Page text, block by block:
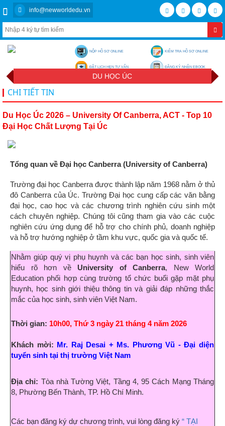
info@newworldedu.vn
NỘP HỒ SƠ ONLINE KIỂM TRA HỒ SƠ ONLINE
ĐẶT LỊCH HẸN TƯ VẤN ĐĂNG KÝ NHẬN EBOOK
DU HỌC ÚC
CHI TIẾT TIN
Du Học Úc 2026 – University Of Canberra, ACT - Top 10
Đại Học Chất Lượng Tại Úc
Tổng quan về Đại học Canberra (University of Canberra)
Trường đại học Canberra được thành lập năm 1968 nằm ở thủ
đô Canberra của Úc. Trường Đại học cung cấp các văn bằng
đại học, cao học và các chương trình nghiên cứu sinh một
cách chuyên nghiệp. Chúng tôi cũng tham gia vào các cuộc
nghiên cứu ứng dụng để hỗ trợ cho chính phủ, doanh nghiệp
và hỗ trợ hướng nghiệp ở tầm khu vực, quốc gia và quốc tế.
Nhằm giúp quý vị phụ huynh và các bạn học sinh, sinh viên
hiểu rõ hơn về University of Canberra, New World
Education phối hợp cùng trường tổ chức buổi gặp mặt phụ
huynh, học sinh giới thiệu thông tin và giải đáp những thắc
mắc của học sinh, sinh viên Việt Nam.
Thời gian: 10h00, Thứ 3 ngày 21 tháng 4 năm 2026
Khách mời: Mr. Raj Desai + Ms. Phương Vũ -Đại diện
tuyển sinh tại thị trường Việt Nam
Địa chỉ: Tòa nhà Tường Việt, Tầng 4, 95 Cách Mạng Tháng
8, Phường Bến Thành, TP. Hồ Chí Minh.
Các bạn đăng ký dự chương trình, vui lòng đăng ký “ TẠI